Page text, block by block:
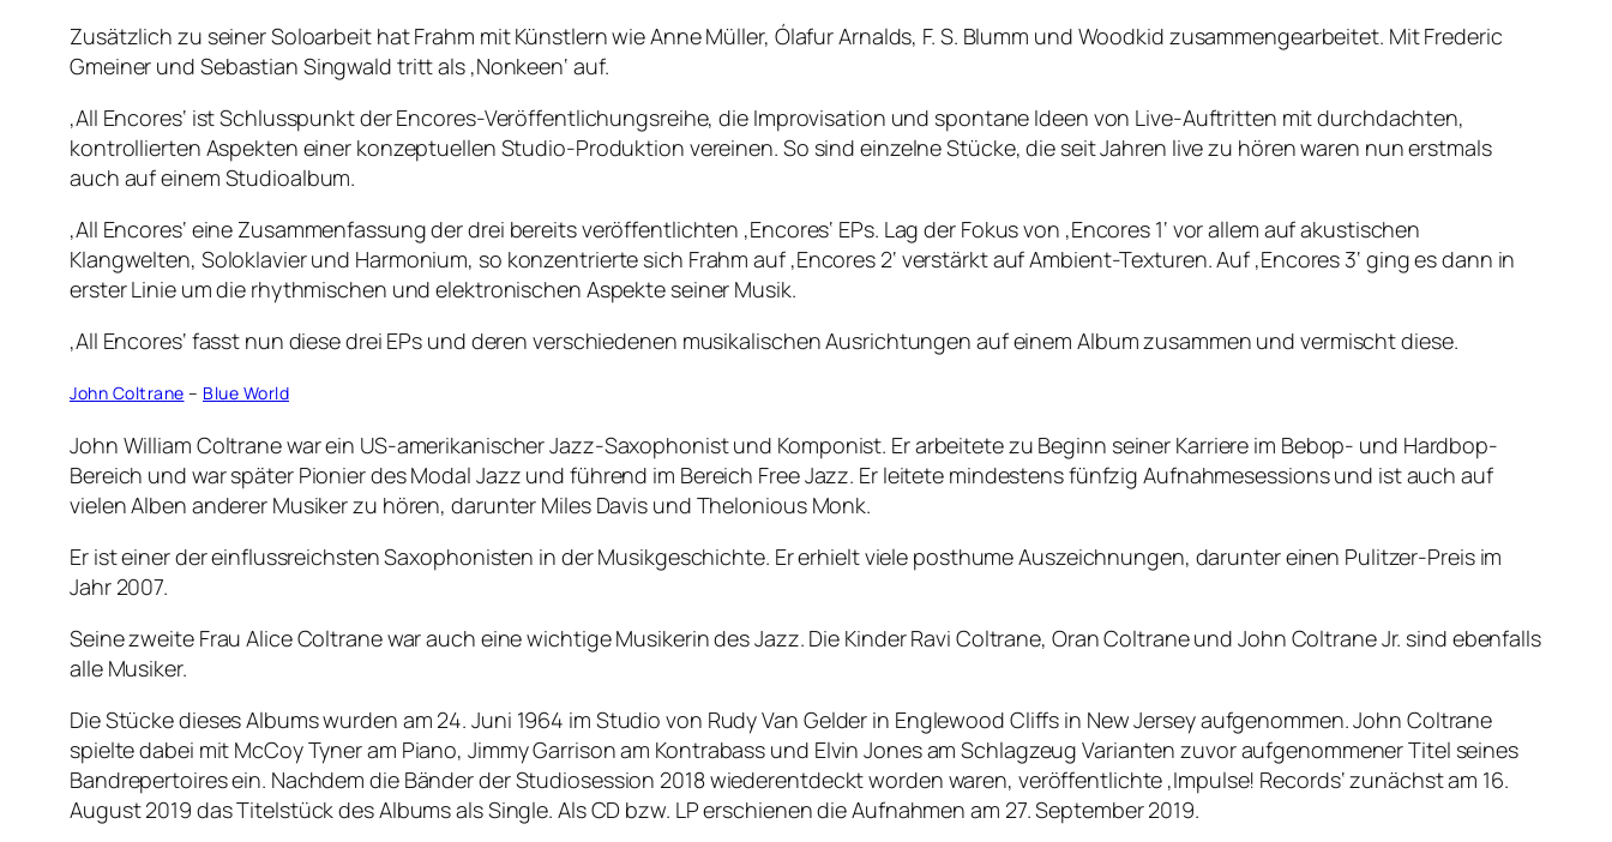
Zusätzlich zu seiner Soloarbeit hat Frahm mit Künstlern wie Anne Müller, Ólafur Arnalds, F. S. Blumm und Woodkid zusammengearbeitet. Mit Frederic
Gmeiner und Sebastian Singwald tritt als ‚Nonkeen‘ auf.
‚All Encores‘ ist Schlusspunkt der Encores-Veröffentlichungsreihe, die Improvisation und spontane Ideen von Live-Auftritten mit durchdachten,
kontrollierten Aspekten einer konzeptuellen Studio-Produktion vereinen. So sind einzelne Stücke, die seit Jahren live zu hören waren nun erstmals
auch auf einem Studioalbum.
‚All Encores‘ eine Zusammenfassung der drei bereits veröffentlichten ‚Encores‘ EPs. Lag der Fokus von ‚Encores 1‘ vor allem auf akustischen
Klangwelten, Soloklavier und Harmonium, so konzentrierte sich Frahm auf ‚Encores 2‘ verstärkt auf Ambient-Texturen. Auf ‚Encores 3‘ ging es dann in
erster Linie um die rhythmischen und elektronischen Aspekte seiner Musik.
‚All Encores‘ fasst nun diese drei EPs und deren verschiedenen musikalischen Ausrichtungen auf einem Album zusammen und vermischt diese.
John Coltrane – Blue World
John William Coltrane war ein US-amerikanischer Jazz-Saxophonist und Komponist. Er arbeitete zu Beginn seiner Karriere im Bebop- und Hardbop-
Bereich und war später Pionier des Modal Jazz und führend im Bereich Free Jazz. Er leitete mindestens fünfzig Aufnahmesessions und ist auch auf
vielen Alben anderer Musiker zu hören, darunter Miles Davis und Thelonious Monk.
Er ist einer der einflussreichsten Saxophonisten in der Musikgeschichte. Er erhielt viele posthume Auszeichnungen, darunter einen Pulitzer-Preis im
Jahr 2007.
Seine zweite Frau Alice Coltrane war auch eine wichtige Musikerin des Jazz. Die Kinder Ravi Coltrane, Oran Coltrane und John Coltrane Jr. sind ebenfalls
alle Musiker.
Die Stücke dieses Albums wurden am 24. Juni 1964 im Studio von Rudy Van Gelder in Englewood Cliffs in New Jersey aufgenommen. John Coltrane
spielte dabei mit McCoy Tyner am Piano, Jimmy Garrison am Kontrabass und Elvin Jones am Schlagzeug Varianten zuvor aufgenommener Titel seines
Bandrepertoires ein. Nachdem die Bänder der Studiosession 2018 wiederentdeckt worden waren, veröffentlichte ‚Impulse! Records‘ zunächst am 16.
August 2019 das Titelstück des Albums als Single. Als CD bzw. LP erschienen die Aufnahmen am 27. September 2019.